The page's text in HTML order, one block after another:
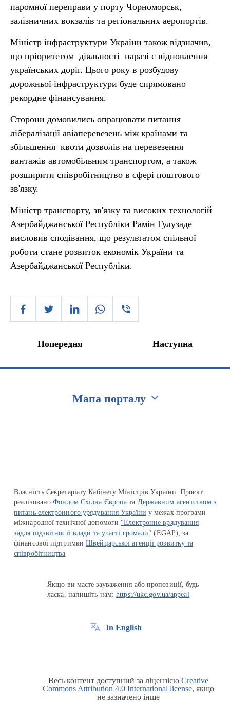
паромної переправи у порту Чорноморськ,
залізничних вокзалів та регіональних аеропортів.
Міністр інфраструктури України також відзначив,
що пріоритетом діяльності наразі є відновлення
українських доріг. Цього року в розбудову
дорожньої інфраструктури буде спрямовано
рекордне фінансування.
Сторони домовились опрацювати питання
лібералізації авіаперевезень між країнами та
збільшення квоти дозволів на перевезення
вантажів автомобільним транспортом, а також
розширити співробітництво в сфері поштового
зв'язку.
Міністр транспорту, зв'язку та високих технологій
Азербайджанської Республіки Рамін Гулузаде
висловив сподівання, що результатом спільної
роботи стане розвиток економік України та
Азербайджанської Республіки.
Попередня Наступна
Мапа порталу
Власність Секретаріату Кабінету Міністрів України. Проєкт
реалізованоФондом Східна Європа та Державним агентством з
питань електронного урядування України у межах програми
міжнародної технічної допомоги "Електронне врядування
задля підзвітності влади та участі громади" (EGAP), за
фінансової підтримкиШвейцарської агенції розвитку та
співробітництва
Якщо ви маєте зауваження або пропозиції, будь
ласка, напишіть нам:https://ukc.gov.ua/appeal
In English
Весь контент доступний за ліцензією Creative
Commons Attribution 4.0 International license, якщо
не зазначено інше